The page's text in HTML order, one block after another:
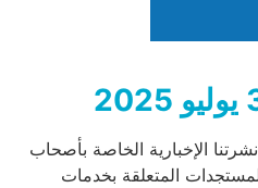
الإخبارية الخاصة بأصحاب
المتعلقة بخدمات